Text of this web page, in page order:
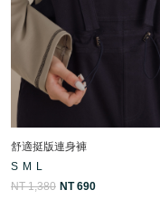
舒適挺版連身褲
S M
L
NT 1,380 NT 690